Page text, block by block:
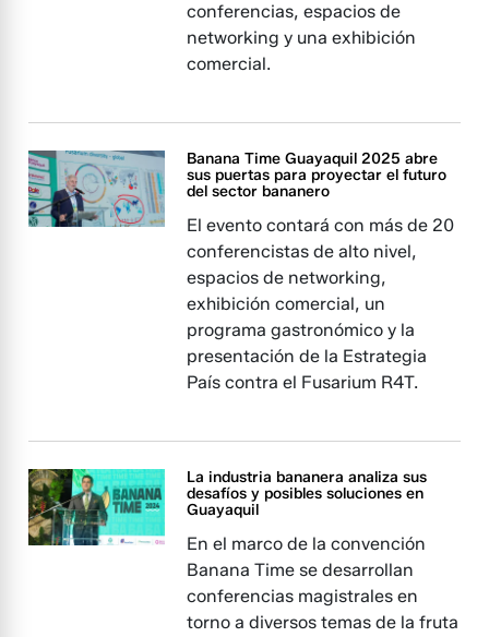
conferencias, espacios de
networking y una exhibición
comercial.
Banana Time Guayaquil 2025 abre
sus puertas para proyectar el futuro
del sector bananero
El evento contará con más de 20
conferencistas de alto nivel,
espacios de networking,
exhibición comercial, un
programa gastronómico y la
presentación de la Estrategia
País contra el Fusarium R4T.
La industria bananera analiza sus
desafíos y posibles soluciones en
Guayaquil
En el marco de la convención
Banana Time se desarrollan
conferencias magistrales en
torno a diversos temas de la fruta